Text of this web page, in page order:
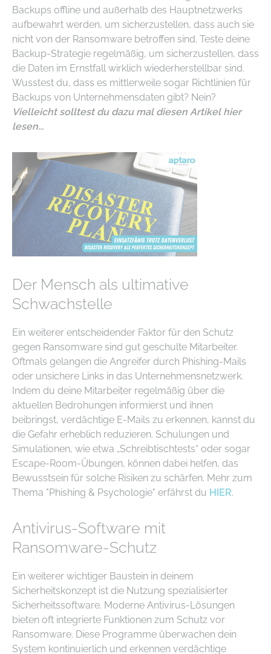
Backups offline und außerhalb des Hauptnetzwerks
aufbewahrt werden, um sicherzustellen, dass auch sie
nicht von der Ransomware betroffen sind. Teste deine
Backup-Strategie regelmäßig, um sicherzustellen, dass
die Daten im Ernstfall wirklich wiederherstellbar sind.
Wusstest du, dass es mittlerweile sogar Richtlinien für
Backups von Unternehmensdaten gibt? Nein?
Vielleicht solltest du dazu mal diesen Artikel hier
lesen...
Der Mensch als ultimative
Schwachstelle
Ein weiterer entscheidender Faktor für den Schutz
gegen Ransomware sind gut geschulte Mitarbeiter.
Oftmals gelangen die Angreifer durch Phishing-Mails
oder unsichere Links in das Unternehmensnetzwerk.
Indem du deine Mitarbeiter regelmäßig über die
aktuellen Bedrohungen informierst und ihnen
beibringst, verdächtige E-Mails zu erkennen, kannst du
die Gefahr erheblich reduzieren. Schulungen und
Simulationen, wie etwa „Schreibtischtests“ oder sogar
Escape-Room-Übungen, können dabei helfen, das
Bewusstsein für solche Risiken zu schärfen. Mehr zum
Thema "Phishing & Psychologie" erfährst du HIER.
Antivirus-Software mit
Ransomware-Schutz
Ein weiterer wichtiger Baustein in deinem
Sicherheitskonzept ist die Nutzung spezialisierter
Sicherheitssoftware. Moderne Antivirus-Lösungen
bieten oft integrierte Funktionen zum Schutz vor
Ransomware. Diese Programme überwachen dein
System kontinuierlich und erkennen verdächtige